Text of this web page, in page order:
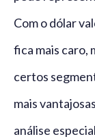
Com o dólar
fica mais caro,
certos
mais
análise